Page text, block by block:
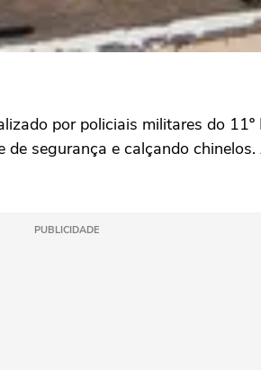
por policiais militares do
segurança e calçando
PUBLICIDADE